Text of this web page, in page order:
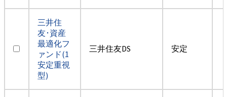
三井住
友･資産
最適化フ
ァンド(1
安定重視
型)
三井住友DS 安定